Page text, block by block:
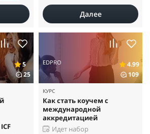
Далее
5
25
EDPRO
4.99
109
КУРС
Как стать коучем с
международной
аккредитацией
Идет набор